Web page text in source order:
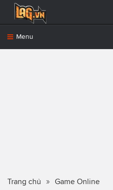
Menu
Trang chủ Game Online